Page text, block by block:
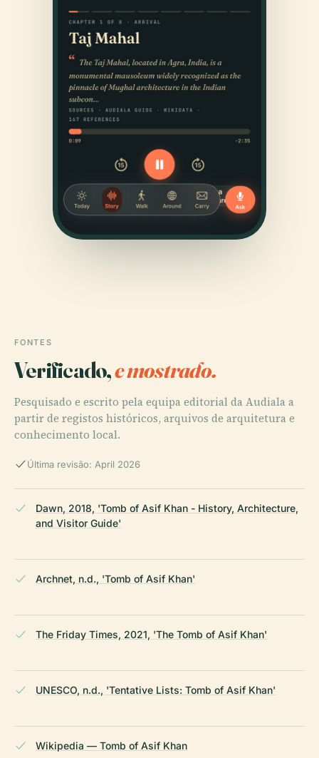
FONTES
Verificado,e mostrado.
Pesquisado e escrito pela equipa editorial da Audiala a
partir de registos históricos, arquivos de arquitetura e
conhecimento local.
Última revisão: April 2026
Dawn, 2018, 'Tomb of Asif Khan - History, Architecture,
and Visitor Guide'
Archnet, n.d., 'Tomb of Asif Khan'
The Friday Times, 2021, 'The Tomb of Asif Khan'
UNESCO, n.d., 'Tentative Lists: Tomb of Asif Khan'
Wikipedia — Tomb of Asif Khan